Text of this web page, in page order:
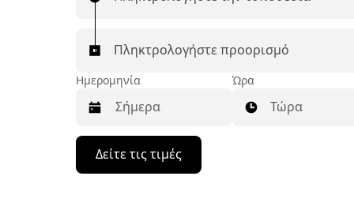
Πληκτρολογήστε προορισμό
Ημερομηνία
Πατήστε
πλήκτρο
Ώρα
Τώρα
Δείτε τις τιμές